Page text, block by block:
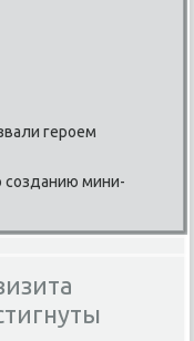
героем
созданию мини-